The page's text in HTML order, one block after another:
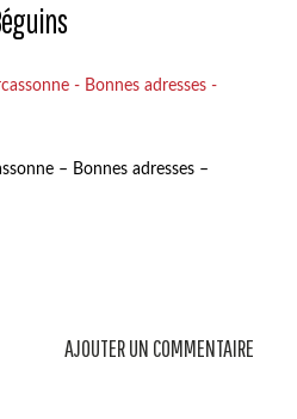
– Bonnes adresses –
AJOUTER UN COMMENTAIRE